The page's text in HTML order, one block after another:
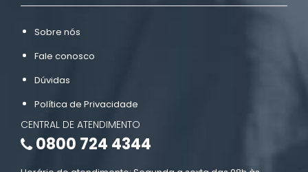
Sobre nós
Fale conosco
Dúvidas
Política de Privacidade
CENTRAL DE ATENDIMENTO
0800 724 4344